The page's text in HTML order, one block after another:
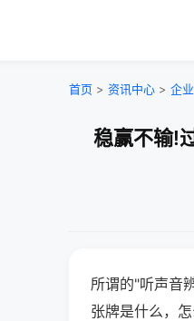
首页 > 资讯中心 > 企
稳赢不输!
所谓的"听声音
张牌是什么，